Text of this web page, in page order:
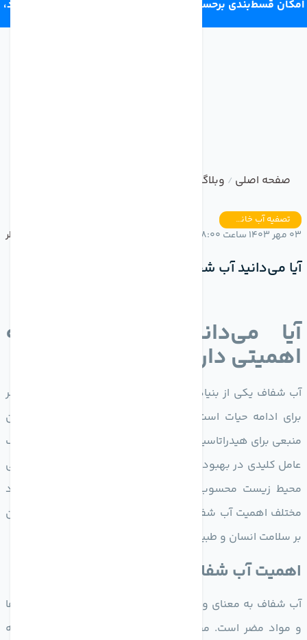
امکان قسط‌بندی برحسب اعتبار ترب‌پی 4 قسط ماهانه. بدون سود،
صفحه اصلی / وبلاگ
تصفیه آب خانگی
03 مهر 1403 ساعت 18:00 بدون نظر
آیا می‌دانید آب شفاف چه اهمیتی دارد؟
آیا می‌دانید آب شفاف چه
اهمیتی دارد؟
آب شفاف یکی از بنیادی‌ترین نیازهای بشری و اساسی‌ترین عنصر
برای ادامه حیات است. این ماده حیات‌بخش نه تنها به عنوان
منبعی برای هیدراتاسیون بدن انسان، بلکه همچنین به عنوان یک
عامل کلیدی در بهبود کیفیت زندگی، حفظ سلامت، و ارتقای ایمنی
محیط زیست محسوب می‌شود. در این مقاله به بررسی ابعاد
مختلف اهمیت آب شفاف در زندگی روزانه می‌پر دازیم و تأثیر آن
بر سلامت انسان و طبیعت را مورد تحلیل قرار می‌دهیم.
اهمیت آب شفاف برای سلامت انسان
آب شفاف به معنای وجود آب پاک و عاری از آلودگی‌ها، باکتری‌ها
و مواد مضر است. مصرف آب شفاف باعث می‌شود که بدن به